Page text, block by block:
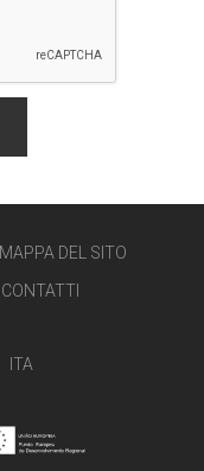
MAPPA DEL SITO
CONTATTI
ITA